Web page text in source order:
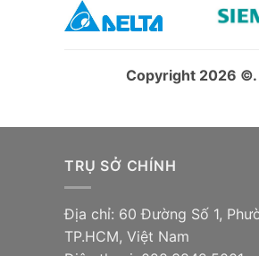
Copyright 2026 ©.
TRỤ SỞ CHÍNH
Địa chỉ: 60 Đường Số 1,
TP.HCM, Việt Nam